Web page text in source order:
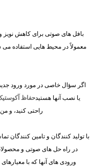
بافل های صوتی برای کاهش نویز
معمولاً در محیط هایی استفاده می
اگر سؤال خاصی در مورد ورود جدید
یا نصب آنها هستیدحفاظ
راحتی کنید، و
با تولید کنندگان و تامین کنندگان
در راه حل های صوتی و
ورودی های آنها که با